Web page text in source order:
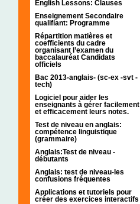
English Lessons: Clauses
Enseignement Secondaire
qualifiant: Programme
Répartition matières et
coefficients du cadre
organisant l’examen du
baccalauréat Candidats
officiels
Bac 2013-anglais- (sc-ex -svt -
tech)
Logiciel pour aider les
enseignants à gérer facilement
et efficacement leurs notes.
Test de niveau en anglais:
compétence linguistique
(grammaire)
Anglais:Test de niveau -
débutants
Anglais: test de niveau-les
confusions fréquentes
Applications et tutoriels pour
créer des exercices interactifs